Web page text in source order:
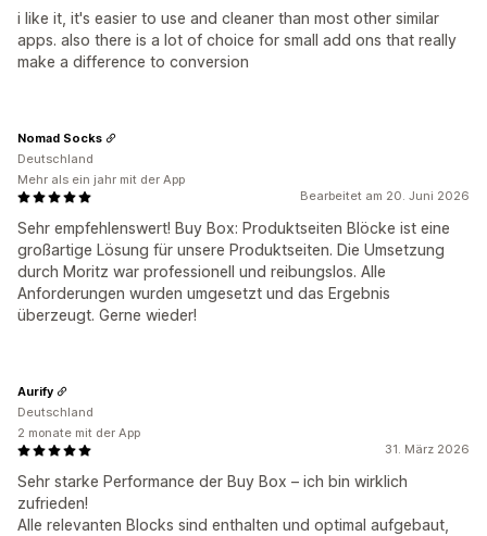
i like it, it's easier to use and cleaner than most other similar
apps. also there is a lot of choice for small add ons that really
make a difference to conversion
Bearbeitet am 20. Juni 2026
Sehr empfehlenswert! Buy Box: Produktseiten Blöcke ist eine
großartige Lösung für unsere Produktseiten. Die Umsetzung
durch Moritz war professionell und reibungslos. Alle
Anforderungen wurden umgesetzt und das Ergebnis
überzeugt. Gerne wieder!
Nomad Socks
Deutschland
Mehr als ein jahr mit der App
31. März 2026
Sehr starke Performance der Buy Box – ich bin wirklich
zufrieden!
Alle relevanten Blocks sind enthalten und optimal aufgebaut,
Aurify
Deutschland
2 monate mit der App